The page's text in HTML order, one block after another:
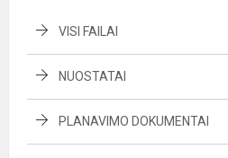
VISI FAILAI
NUOSTATAI
PLANAVIMO DOKUMENTAI